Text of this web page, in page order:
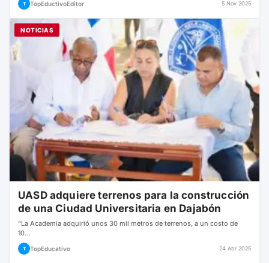
T TopEductivoEditor 5 Nov 2025
NOTICIAS
UASD adquiere terrenos para la construcción
de una Ciudad Universitaria en Dajabón
“La Academia adquirió unos 30 mil metros de terrenos, a un costo de
10…
T TopEducativo 24 Abr 2025